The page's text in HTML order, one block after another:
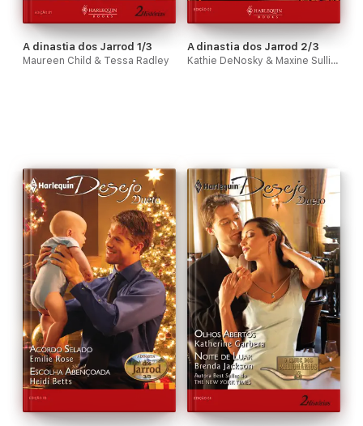
A dinastia dos Jarrod 1/3
Maureen Child & Tessa Radley
A dinastia dos Jarrod 2/3
Kathie DeNosky & Maxine Sullivan